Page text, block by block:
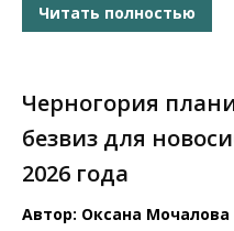
Читать полностью
Черногория
безвиз для
2026 года
Автор: Оксана Мочалова